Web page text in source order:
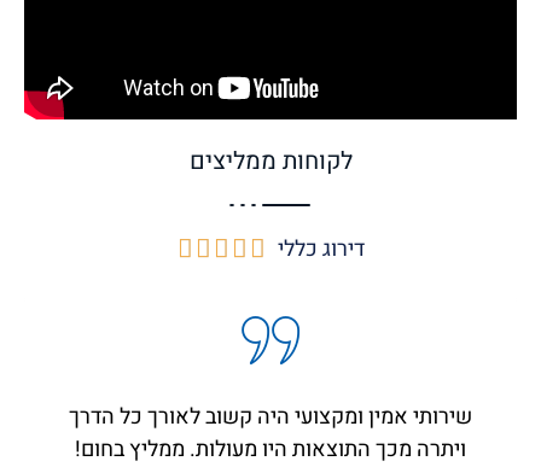
לקוחות ממליצים
דירוג כללי 




שירותי אמין ומקצועי היה קשוב לאורך כל הדרך
ויתרה מכך התוצאות היו מעולות. ממליץ בחום!